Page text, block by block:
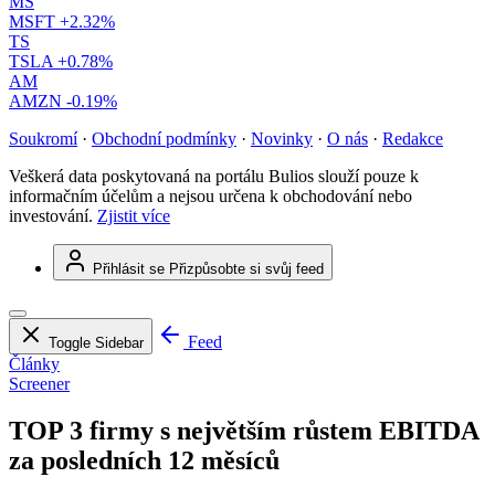
MSFT +2.32%
TS
TSLA +0.78%
AM
AMZN -0.19%
Soukromí · Obchodní podmínky · Novinky · O nás · Redakce
Veškerá data poskytovaná na portálu Bulios slouží pouze k
informačním účelům a nejsou určena k obchodování nebo
investování. Zjistit více
Přihlásit se Přizpůsobte si svůj feed
Toggle Sidebar
Feed
Články
Screener
TOP 3 firmy s největším růstem EBITDA
za posledních 12 měsíců